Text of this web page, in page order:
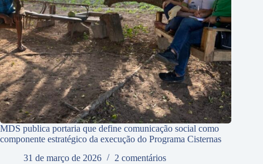
MDS publica portaria que define comunicação social como
componente estratégico da execução do Programa Cisternas
31 de março de 2026
2 comentários